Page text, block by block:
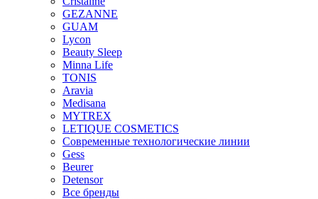
GEZANNE
GUAM
Lycon
Beauty Sleep
Minna Life
TONIS
Aravia
Medisana
MYTREX
LETIQUE COSMETICS
Современные технологические линии
Gess
Beurer
Detensor
Все бренды